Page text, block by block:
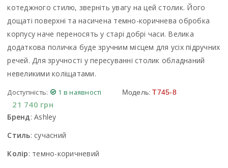
котеджного стилю, зверніть увагу на цей столик. Його
дощаті поверхні та насичена темно-коричнева обробка
корпусу наче переносять у старі добрі часи. Велика
додаткова поличка буде зручним місцем для усіх підручних
речей. Для зручності у пересуванні столик обладнаний
невеликими коліщатами.
Доступність: 1 в наявності Модель: T745-8
21 740 грн
Бренд:Ashley
Стиль: сучасний
Колір: темно-коричневий